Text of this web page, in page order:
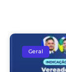
Geral